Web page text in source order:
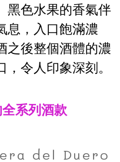
黑色水果的香氣伴
息，入口飽滿濃
之後整個酒體的濃
令人印象深刻。
系列酒款
del Duero